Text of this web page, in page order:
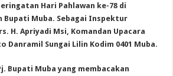
Hari Pahlawan ke-78 di
Bupati Muba. Sebagai Inspektur
H. Apriyadi Msi, Komandan Upacara
Danramil Sungai Lilin Kodim 0401 Muba.
Bupati Muba yang membacakan